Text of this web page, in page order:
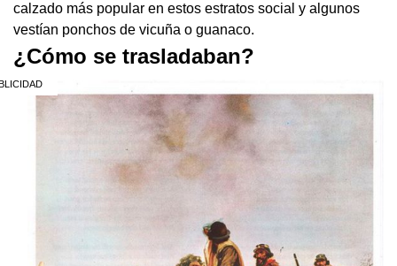
calzado más popular en estos estratos social y algunos
vestían ponchos de vicuña o guanaco.
¿Cómo se trasladaban?